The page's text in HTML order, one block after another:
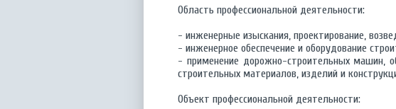
Область профессиональной деятельности:
- инженерные изыскания, проектирование,
- инженерное обеспечение и оборудование
- применение дорожно-строительных машин,
строительных материалов, изделий и
Объект профессиональной деятельности: